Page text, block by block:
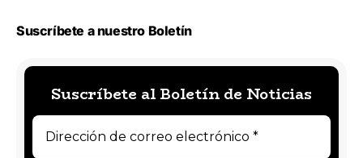
Suscríbete a nuestro Boletín
Suscríbete al Boletín de Noticias